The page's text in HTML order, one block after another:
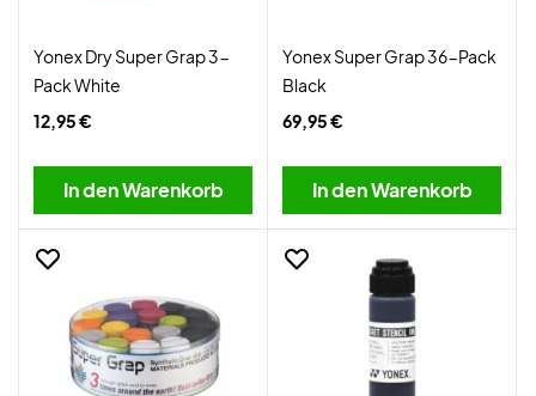
Yonex Dry Super Grap 3-
Pack White
12,95 €
In den Warenkorb
Yonex Super Grap 36-Pack
Black
69,95 €
In den Warenkorb